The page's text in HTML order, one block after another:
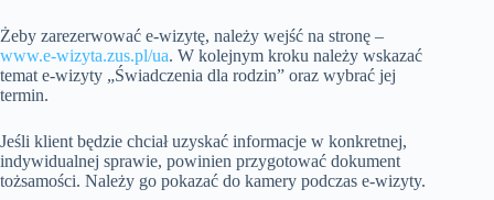
Żeby zarezerwować e-wizytę, należy wejść na stronę –
www.e-wizyta.zus.pl/ua. W kolejnym kroku należy wskazać
temat e-wizyty „Świadczenia dla rodzin” oraz wybrać jej
termin.
Jeśli klient będzie chciał uzyskać informacje w konkretnej,
indywidualnej sprawie, powinien przygotować dokument
tożsamości. Należy go pokazać do kamery podczas e-wizyty.